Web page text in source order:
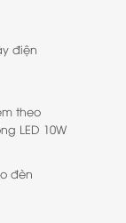
điện
theo
LED 10W
đèn